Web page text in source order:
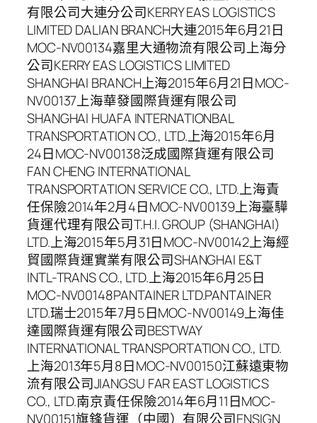
有限公司大連分公司KERRY EAS LOGISTICS
LIMITED DALIAN BRANCH大連2015年6月21日
MOC-NV00134嘉里大通物流有限公司上海分
公司KERRY EAS LOGISTICS LIMITED
SHANGHAI BRANCH上海2015年6月21日MOC-
NV00137上海華發國際貨運有限公司
SHANGHAI HUAFA INTERNATIONBAL
TRANSPORTATION CO., LTD.上海2015年6月
24日MOC-NV00138泛成國際貨運有限公司
FAN CHENG INTERNATIONAL
TRANSPORTATION SERVICE CO., LTD.上海責
任保險2014年2月4日MOC-NV00139上海臺驊
貨運代理有限公司T.H.I. GROUP (SHANGHAI)
LTD.上海2015年5月31日MOC-NV00142上海經
貿國際貨運實業有限公司SHANGHAI E&T
INTL-TRANS CO., LTD.上海2015年6月25日
MOC-NV00148PANTAINER LTD.PANTAINER
LTD.瑞士2015年7月5日MOC-NV00149上海佳
達國際貨運有限公司BESTWAY
INTERNATIONAL TRANSPORTATION CO., LTD.
上海2013年5月8日MOC-NV00150江蘇遠東物
流有限公司JIANGSU FAR EAST LOGISTICS
CO., LTD.南京責任保險2014年6月11日MOC-
NV00151旗鋒貨運（中國）有限公司ENSIGN